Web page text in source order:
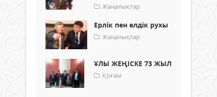
Жаңалықтар
Ерлік пен елдік рухы
Жаңалықтар
ҰЛЫ ЖЕҢІСКЕ 73 ЖЫЛ
Қоғам